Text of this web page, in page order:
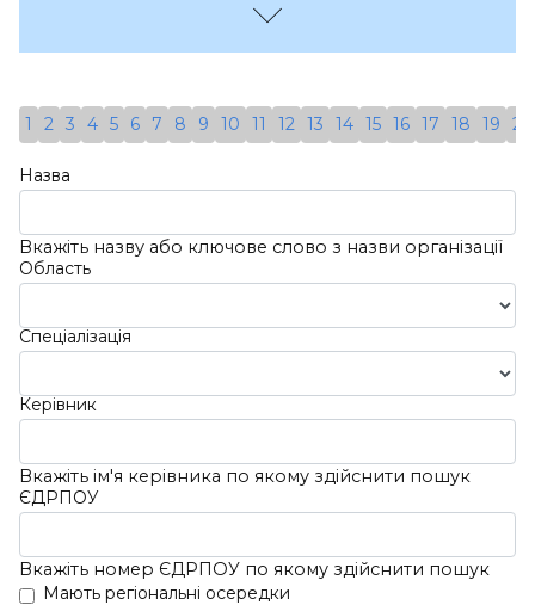
Назва
Вкажіть назву або ключове слово з назви організації
Область
Спеціалізація
Керівник
Вкажіть ім'я керівника по якому здійснити пошук
ЄДРПОУ
Вкажіть номер ЄДРПОУ по якому здійснити пошук
Мають регіональні осередки
Михайлівська,
Будинок 24-А
Детальніше
Пасєчнікова
Наталія
Володимирівна
33721774
Офтальмологія
Одеська Обл., Місто
Бульвар, Будинок 49/51
Детальніше
1 2 3 4 5 6 7 8 9 10 11 12 13 14 15 16 17 18 19 20